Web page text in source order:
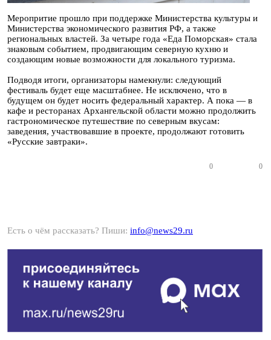
Меропритие прошло при поддержке Министерства культуры и
Министерства экономического развития РФ, а также
региональных властей. За четыре года «Еда Поморская» стала
знаковым событием, продвигающим северную кухню и
создающим новые возможности для локального туризма.
Подводя итоги, организаторы намекнули: следующий
фестиваль будет еще масштабнее. Не исключено, что в
будущем он будет носить федеральный характер. А пока — в
кафе и ресторанах Архангельской области можно продолжить
гастрономическое путешествие по северным вкусам:
заведения, участвовавшие в проекте, продолжают готовить
«Русские завтраки».
0 0
Есть о чём рассказать? Пиши: info@news29.ru